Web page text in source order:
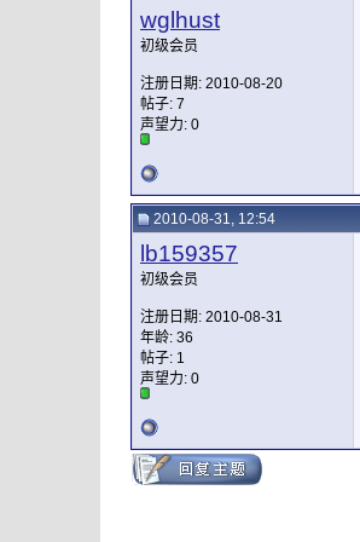
wglhust
初级会员
注册日期: 2010-08-20
帖子: 7
声望力: 0
2010-08-31, 12:54
lb159357
初级会员
注册日期: 2010-08-31
年龄: 36
帖子: 1
声望力: 0